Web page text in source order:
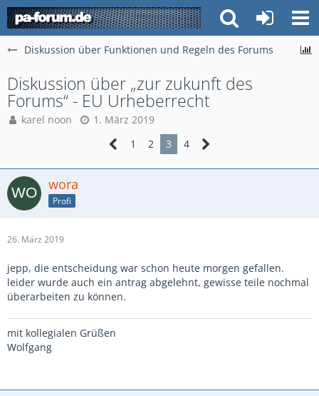
Diskussion über Funktionen und Regeln des Forums
Diskussion über „zur zukunft des
Forums“ - EU Urheberrecht
karel noon
1. März 2019
1
2 3 4
wora
Profi
26. März 2019
jepp, die entscheidung war schon heute morgen gefallen.
leider wurde auch ein antrag abgelehnt, gewisse teile nochmal
überarbeiten zu können.
mit kollegialen Grüßen
Wolfgang